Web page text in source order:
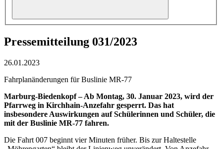
Pressemitteilung 031/2023
26.01.2023
Fahrplanänderungen für Buslinie MR-77
Marburg-Biedenkopf – Ab Montag, 30. Januar 2023, wird der
Pfarrweg in Kirchhain-Anzefahr gesperrt. Das hat
insbesondere Auswirkungen auf Schülerinnen und Schüler, die
mit der Buslinie MR-77 fahren.
Die Fahrt 007 beginnt vier Minuten früher. Bis zur Haltestelle